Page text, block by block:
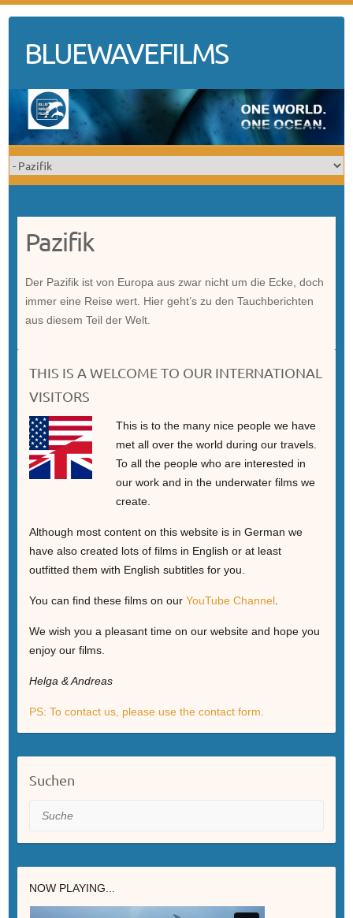
contentBLUEWAVEFILMS
Pazifik
Der Pazifik ist von Europa aus zwar nicht um die Ecke, doch
immer eine Reise wert. Hier geht’s zu den Tauchberichten
aus diesem Teil der Welt.
THIS IS A WELCOME TO OUR INTERNATIONAL
VISITORS
This is to the many nice people we have
met all over the world during our travels.
To all the people who are interested in
our work and in the underwater films we
create.
Although most content on this website is in German we
have also created lots of films in English or at least
outfitted them with English subtitles for you.
You can find these films on our YouTube Channel.
We wish you a pleasant time on our website and hope you
enjoy our films.
Helga & Andreas
PS: To contact us, please use the contact form.
Suchen
Suche
NOW PLAYING...